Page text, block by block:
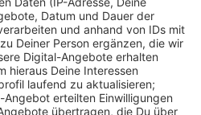
Haare und ein
hagerer Figur und 1,62 m
roten Pullover, eine
Sportschuhe